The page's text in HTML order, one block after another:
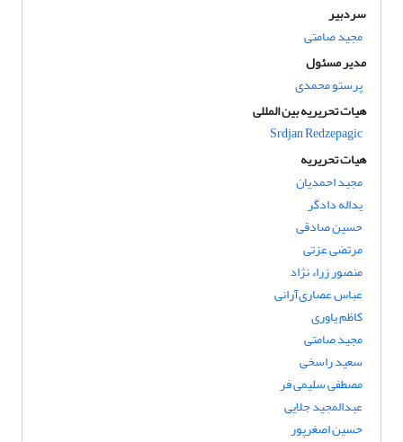
سردبیر
مجید صامتی
مدیر مسئول
پرستو محمدی
هیات تحریریه بین المللی
Srdjan Redzepagic
هیات تحریریه
مجید احمدیان
یداله دادگر
حسین صادقی
مرتضی عزتی
منصور زراء نژاد
عباس عصاری‌آرانی
کاظم یاوری
مجید صامتی
سعید راسخی
مصطفی سلیمی فر
عبدالمجید جلایی
حسین اصغرپور